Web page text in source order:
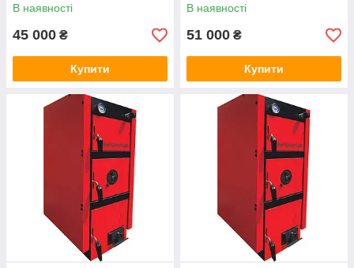
В наявності
45 000 ₴
Купити
В наявності
51 000 ₴
Купити